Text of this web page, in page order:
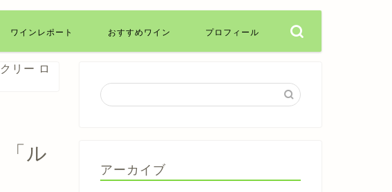
ワインレポート おすすめワイン プロフィール
リー ロ
「ル
アーカイブ